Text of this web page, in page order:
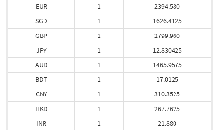
EUR
SGD
GBP
JPY
AUD
BDT
CNY
HKD
INR
1
1
1
1
1
1
1
1
1
2394.580
1626.4125
2799.960
12.830425
1465.9575
17.0125
310.3525
267.7625
21.880